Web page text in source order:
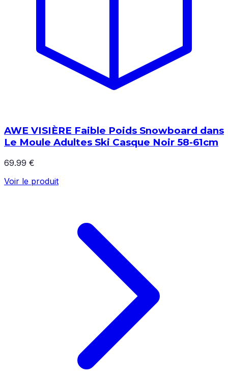
AWE VISIÈRE Faible Poids Snowboard dans
Le Moule Adultes Ski Casque Noir 58-61cm
69.99 €
Voir le produit